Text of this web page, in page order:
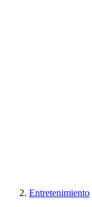
Entretenimiento